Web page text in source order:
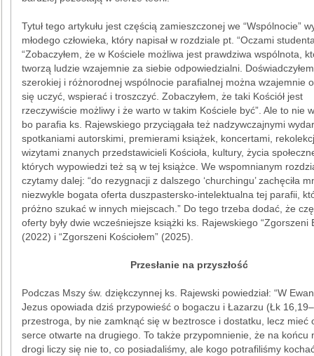
Tytuł tego artykułu jest częścią zamieszczonej we “Wspólnocie”
młodego człowieka, który napisał w rozdziale pt. “Oczami
“Zobaczyłem, że w Kościele możliwa jest prawdziwa wspólnota,
tworzą ludzie wzajemnie za siebie odpowiedzialni.
szerokiej i różnorodnej wspólnocie parafialnej można wzajemnie
się uczyć, wspierać i troszczyć. Zobaczyłem, że taki Kościół jest
rzeczywiście możliwy i że warto w takim Kościele być”. Ale to nie
bo parafia ks. Rajewskiego przyciągała też nadzywczajnymi
spotkaniami autorskimi, premierami książek, koncertami,
wizytami znanych przedstawicieli Kościoła, kultury, życia
których wypowiedzi też są w tej książce. We wspomnianym
czytamy dalej: “do rezygnacji z dalszego ‘churchingu’ zachęciła
niezwykle bogata oferta duszpastersko-intelektualna tej parafii,
próżno szukać w innych miejscach.” Do tego trzeba dodać, że
oferty były dwie wcześniejsze książki ks. Rajewskiego “Zgorszeni
(2022) i “Zgorszeni Kościołem” (2025).
Przesłanie na przyszłość
Podczas Mszy św. dziękczynnej ks. Rajewski powiedział: “W
Jezus opowiada dziś przypowieść o bogaczu i Łazarzu (Łk
przestroga, by nie zamknąć się w beztrosce i dostatku, lecz mieć
serce otwarte na drugiego. To także przypomnienie, że na końcu
drogi liczy się nie to, co posiadaliśmy, ale kogo potrafiliśmy